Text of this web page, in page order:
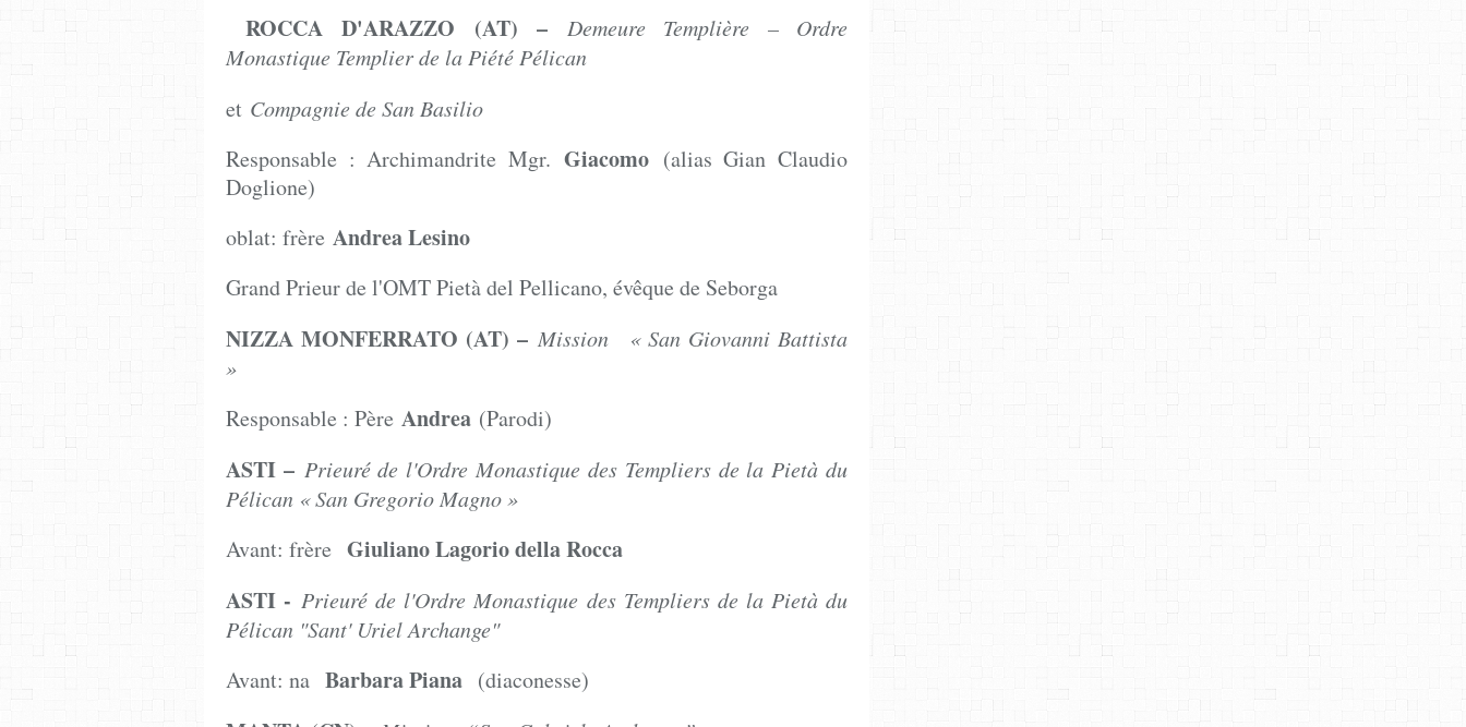
ROCCA D'ARAZZO (AT) –
Demeure Templière – Ordre
Monastique Templier de la Piété Pélican
et Compagnie de San Basilio
Responsable : Archimandrite Mgr.Giacomo (alias Gian Claudio
Doglione)
oblat: frère Andrea Lesino
Grand Prieur de l'OMT Pietà del Pellicano, évêque de Seborga
NIZZA MONFERRATO (AT) –Mission « San Giovanni Battista
»
Responsable : Père Andrea (Parodi)
ASTI – Prieuré de l'Ordre Monastique des Templiers de la Pietà du
Pélican « San Gregorio Magno »
Avant: frère Giuliano Lagorio della Rocca
ASTI -Prieuré de l'Ordre Monastique des Templiers de la Pietà du
Pélican "Sant' Uriel Archange"
Avant: na Barbara Piana (diaconesse)